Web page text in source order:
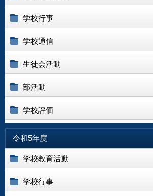
学校行事
学校通信
生徒会活動
部活動
学校評価
令和5年度
学校教育活動
学校行事